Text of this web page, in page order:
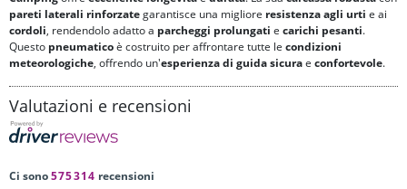
pareti laterali rinforzategarantisce una migliore resistenza agli urti e ai
cordoli, rendendolo adatto a parcheggi prolungati e carichi pesanti.
Questo pneumaticoè costruito per affrontare tutte le condizioni
meteorologiche, offrendo un'esperienza di guida sicurae confortevole.
Valutazioni e recensioni
Ci sono575314 recensioni